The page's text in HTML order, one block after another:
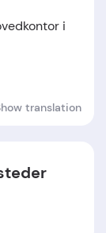
i
translation